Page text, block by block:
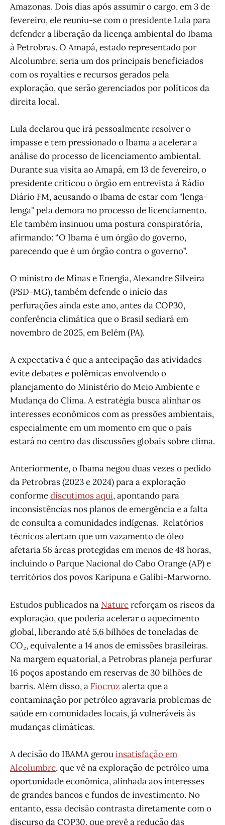
Amazonas. Dois dias após assumir o cargo, em 3 de
fevereiro, ele reuniu-se com o presidente Lula para
defender a liberação da licença ambiental do Ibama
à Petrobras. O Amapá, estado representado por
Alcolumbre, seria um dos principais beneficiados
com os royalties e recursos gerados pela
exploração, que serão gerenciados por políticos da
direita local.
Lula declarou que irá pessoalmente resolver o
impasse e tem pressionado o Ibama a acelerar a
análise do processo de licenciamento ambiental.
Durante sua visita ao Amapá, em 13 de fevereiro, o
presidente criticou o órgão em entrevista à Rádio
Diário FM, acusando o Ibama de estar com "lenga-
lenga" pela demora no processo de licenciamento.
Ele também insinuou uma postura conspiratória,
afirmando: “O Ibama é um órgão do governo,
parecendo que é um órgão contra o governo”.
O ministro de Minas e Energia, Alexandre Silveira
(PSD-MG), também defende o início das
perfurações ainda este ano, antes da COP30,
conferência climática que o Brasil sediará em
novembro de 2025, em Belém (PA).
A expectativa é que a antecipação das atividades
evite debates e polêmicas envolvendo o
planejamento do Ministério do Meio Ambiente e
Mudança do Clima. A estratégia busca alinhar os
interesses econômicos com as pressões ambientais,
especialmente em um momento em que o país
estará no centro das discussões globais sobre clima.
Anteriormente, o Ibama negou duas vezes o pedido
da Petrobras (2023 e 2024) para a exploração
conformediscutimos aqui, apontando para
inconsistências nos planos de emergência e a falta
de consulta a comunidades indígenas. Relatórios
técnicos alertam que um vazamento de óleo
afetaria 56 áreas protegidas em menos de 48 horas,
incluindo o Parque Nacional do Cabo Orange (AP) e
territórios dos povos Karipuna e Galibi-Marworno.
Estudos publicados na Naturereforçam os riscos da
exploração, que poderia acelerar o aquecimento
global, liberando até 5,6 bilhões de toneladas de
CO₂, equivalente a 14 anos de emissões brasileiras.
Na margem equatorial, a Petrobras planeja perfurar
16 poços apostando em reservas de 30 bilhões de
barris. Além disso, a Fiocruz alerta que a
contaminação por petróleo agravaria problemas de
saúde em comunidades locais, já vulneráveis às
mudanças climáticas.
A decisão do IBAMA gerouinsatisfação em
Alcolumbre, que vê na exploração de petróleo uma
oportunidade econômica, alinhada aos interesses
de grandes bancos e fundos de investimento. No
entanto, essa decisão contrasta diretamente com o
discurso da COP30, que prevê a redução das